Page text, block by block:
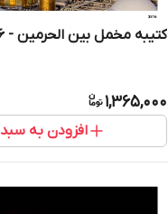
کتیبه مخمل بین الحرمین - 3816
1,365,000
افزودن به سبد